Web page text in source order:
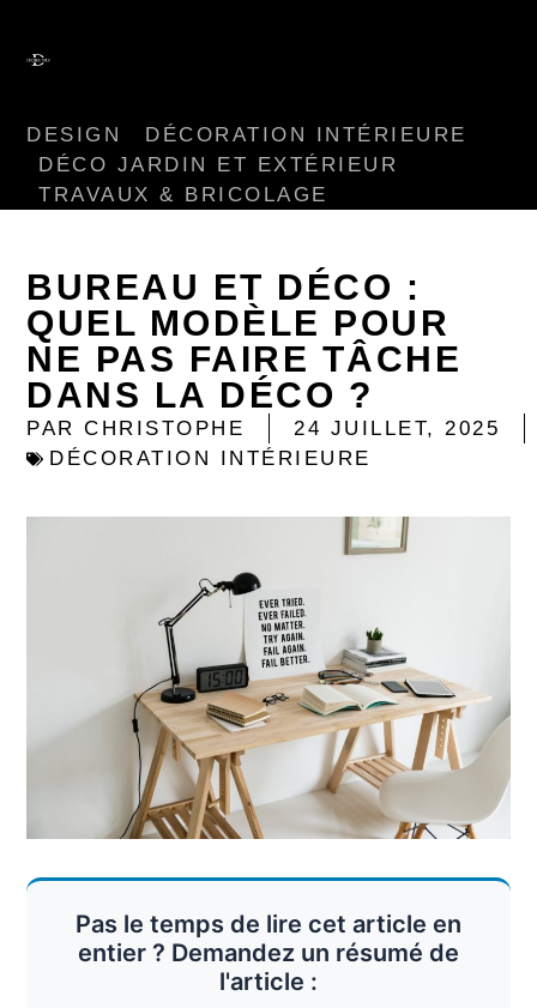
DESIGN
DÉCORATION INTÉRIEURE
DÉCO JARDIN ET EXTÉRIEUR
TRAVAUX & BRICOLAGE
BUREAU ET DÉCO :
QUEL MODÈLE POUR
NE PAS FAIRE TÂCHE
DANS LA DÉCO ?
PAR CHRISTOPHE
24 JUILLET, 2025
DÉCORATION INTÉRIEURE
Pas le temps de lire cet article en
entier ? Demandez un résumé de
l'article :